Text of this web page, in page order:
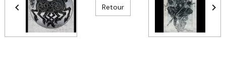
Retour